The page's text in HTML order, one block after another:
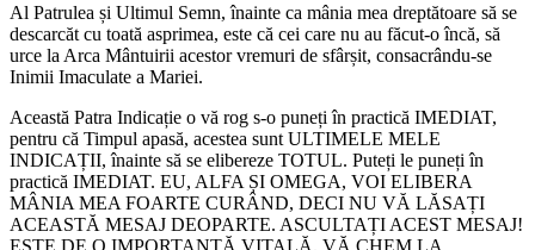
Al Patrulea și Ultimul Semn, înainte ca mânia mea dreptătoare să se
descarcăt cu toată asprimea, este că cei care nu au făcut-o încă, să
urce la Arca Mântuirii acestor vremuri de sfârșit, consacrându-se
Inimii Imaculate a Mariei.
Această Patra Indicație o vă rog s-o puneți în practică IMEDIAT,
pentru că Timpul apasă, acestea sunt ULTIMELE MELE
INDICAȚII, înainte să se elibereze TOTUL. Puteți le puneți în
practică IMEDIAT. EU, ALFA ȘI OMEGA, VOI ELIBERA
MÂNIA MEA FOARTE CURÂND, DECI NU VĂ LĂSAȚI
ACEASTĂ MESAJ DEOPARTE. ASCULTAȚI ACEST MESAJ!
ESTE DE O IMPORTANȚĂ VITALĂ. VĂ CHEM LA